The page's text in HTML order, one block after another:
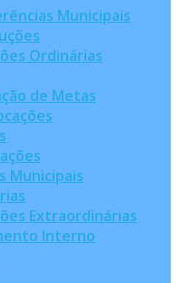
Municipais
Ordinárias
de Metas
Municipais
Extraordinárias
Interno